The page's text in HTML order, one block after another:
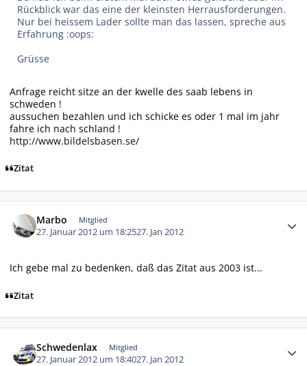
Rückblick war das eine der kleinsten Herrausforderungen.
Nur bei heissem Lader sollte man das lassen, spreche aus
Erfahrung :oops:
Grüsse
Anfrage reicht sitze an der kwelle des saab lebens in
schweden !
aussuchen bezahlen und ich schicke es oder 1 mal im jahr
fahre ich nach schland !
http://www.bildelsbasen.se/
Zitat
Marbo Mitglied
27. Januar 2012 um 18:2527. Jan 2012
Ich gebe mal zu bedenken, daß das Zitat aus 2003 ist...
Zitat
Schwedenlax Mitglied
27. Januar 2012 um 18:4027. Jan 2012